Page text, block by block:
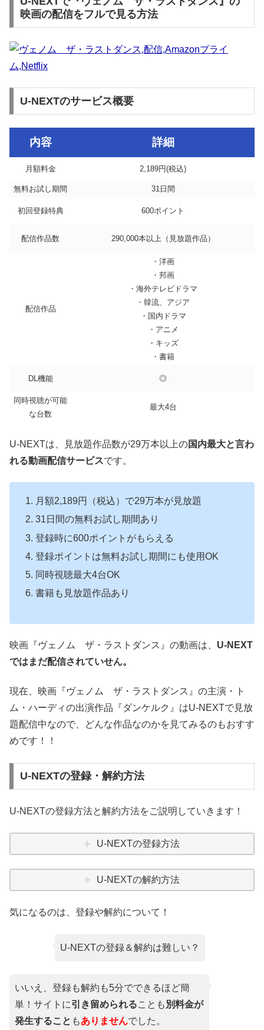
映画の配信をフルで見る方法
U-NEXTのサービス概要
内容 詳細
月額料金 2,189円(税込)
無料お試し期間 31日間
初回登録特典 600ポイント
配信作品数 290,000本以上（見放題作品）
配信作品
・洋画
・邦画
・海外テレビドラマ
・韓流、アジア
・国内ドラマ
・アニメ
・キッズ
・書籍
DL機能 ◎
同時視聴が可能
な台数
最大4台
U-NEXTは、見放題作品数が29万本以上の国内最大と言わ
れる動画配信サービスです。
月額2,189円（税込）で29万本が見放題
31日間の無料お試し期間あり
登録時に600ポイントがもらえる
登録ポイントは無料お試し期間にも使用OK
同時視聴最大4台OK
書籍も見放題作品あり
映画『ヴェノム ザ・ラストダンス』の動画は、 U-NEXT
ではまだ配信されていせん。
現在、映画『ヴェノム ザ・ラストダンス』の主演・ト
ム・ハーディの出演作品『ダンケルク』はU-NEXTで見放
題配信中なので、どんな作品なのかを見てみるのもおすす
めです！！
U-NEXTの登録・解約方法
U-NEXTの登録方法と解約方法をご説明していきます！
U-NEXTの登録方法
U-NEXTの解約方法
気になるのは、登録や解約について！
U-NEXTの登録＆解約は難しい？
いいえ、登録も解約も5分でできるほど簡
単！サイトに引き留められることも 別料金が
発生すること もありませんでした。